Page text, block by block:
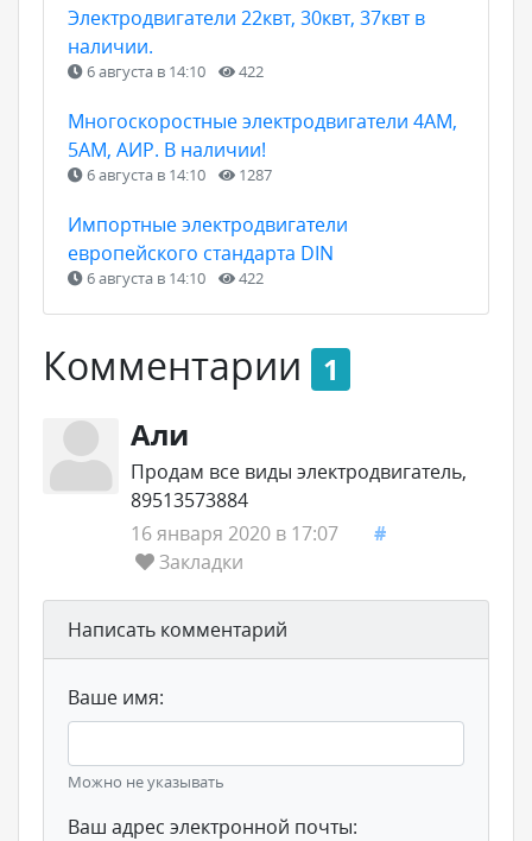
Электродвигатели 22квт, 30квт, 37квт в
наличии.
6 августа в 14:10 422
Многоскоростные электродвигатели 4АМ,
5АМ, АИР. В наличии!
6 августа в 14:10 1287
Импортные электродвигатели
европейского стандарта DIN
6 августа в 14:10 422
Комментарии
1
Али
Продам все виды электродвигатель,
89513573884
16 января 2020 в 17:07
#
Закладки
Написать комментарий
Ваше имя:
Можно не указывать
Ваш адрес электронной почты: